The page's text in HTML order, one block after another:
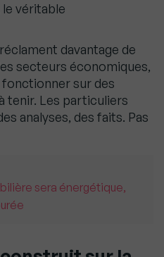
le véritable
davantage de
secteurs économiques,
fonctionner sur des
tenir. Les particuliers
analyses, des faits. Pas
sera énergétique,